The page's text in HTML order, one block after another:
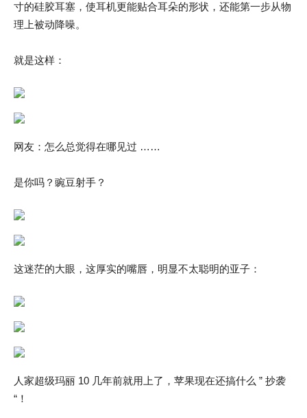
寸的硅胶耳塞，使耳机更能贴合耳朵的形状，还能第一步从物
理上被动降噪。
就是这样：
网友：怎么总觉得在哪见过 ……
是你吗？豌豆射手？
这迷茫的大眼，这厚实的嘴唇，明显不太聪明的亚子：
人家超级玛丽 10 几年前就用上了，苹果现在还搞什么 ” 抄袭
“！